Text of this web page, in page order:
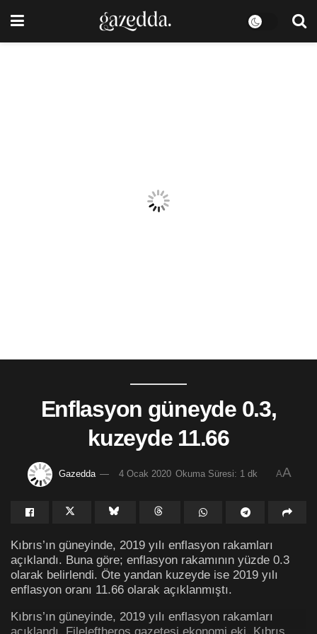
Enflasyon güneyde 0.3,
kuzeyde 11.66
Gazedda 4 Ocak 2020 Okuma Süresi: 1 dk AA
Kıbrıs’ın güneyinde, 2019 yılı enflasyon rakamları
açıklandı. Buna göre; enflasyon rakamının yüzde 0.3
olarak belirlendi. Öte yandan kuzeyde ise 2019 yılı
enflasyon oranı 11.66 olarak açıklanmıştı.
Kıbrıs’ın güneyinde, 2019 yılı enflasyon rakamları